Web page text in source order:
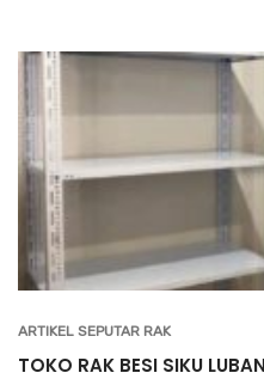
ARTIKEL SEPUTAR RAK
TOKO RAK BESI SIKU